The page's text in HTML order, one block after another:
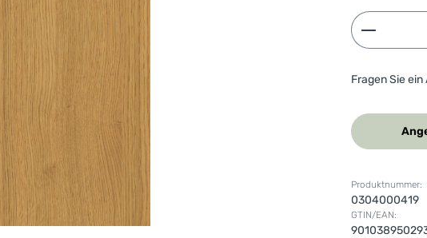
Produkt
Fragen Sie
Produktnummer:
0304000419
GTIN/EAN: